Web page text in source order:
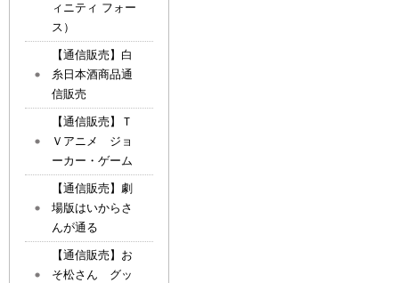
ィニティ フォー
ス）
【通信販売】白
糸日本酒商品通
信販売
【通信販売】Ｔ
Ｖアニメ ジョ
ーカー・ゲーム
【通信販売】劇
場版はいからさ
んが通る
【通信販売】お
そ松さん グッ